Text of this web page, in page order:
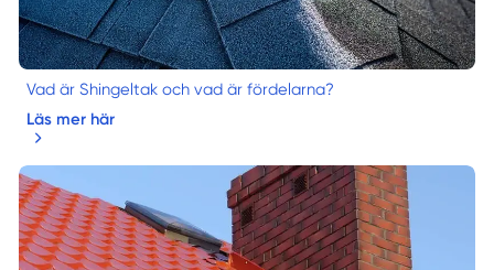
Vad är Shingeltak och vad är fördelarna?
Läs mer här